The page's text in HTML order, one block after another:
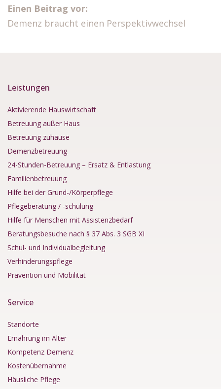
Einen Beitrag vor:
Demenz braucht einen Perspektivwechsel
Leistungen
Aktivierende Hauswirtschaft
Betreuung außer Haus
Betreuung zuhause
Demenzbetreuung
24-Stunden-Betreuung – Ersatz & Entlastung
Familienbetreuung
Hilfe bei der Grund-/Körperpflege
Pflegeberatung / -schulung
Hilfe für Menschen mit Assistenzbedarf
Beratungsbesuche nach § 37 Abs. 3 SGB XI
Schul- und Individualbegleitung
Verhinderungspflege
Prävention und Mobilität
Service
Standorte
Ernährung im Alter
Kompetenz Demenz
Kostenübernahme
Häusliche Pflege